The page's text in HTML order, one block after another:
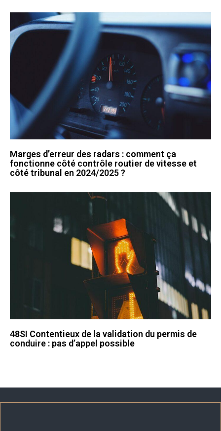
Marges d’erreur des radars : comment ça
fonctionne côté contrôle routier de vitesse et
côté tribunal en 2024/2025 ?
48SI Contentieux de la validation du permis de
conduire : pas d’appel possible